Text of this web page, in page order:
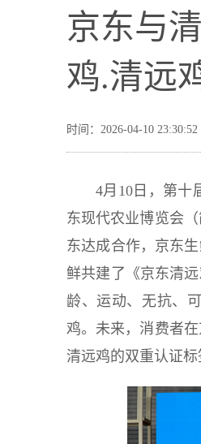
京东与
鸡.清远
时间：2026-04-10 23:30:52
4月10日，第十
东现代农业博览会
东达成合作，京东
鲜共建了《京东清
龄、运动、无抗、
鸡。未来，消费者
清远鸡的双重认证标